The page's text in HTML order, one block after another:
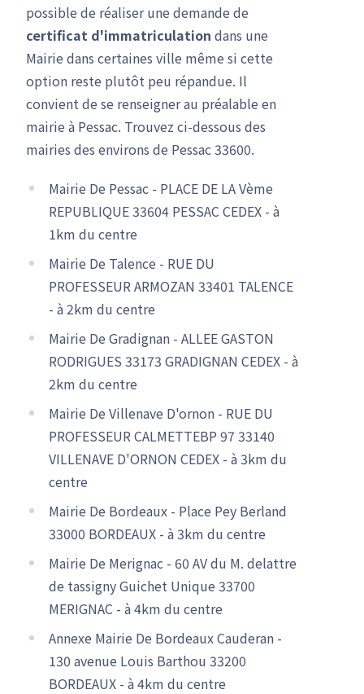
possible de réaliser une demande de
certificat d'immatriculation dans une
Mairie dans certaines ville même si cette
option reste plutôt peu répandue. Il
convient de se renseigner au préalable en
mairie à Pessac. Trouvez ci-dessous des
mairies des environs de Pessac 33600.
Mairie De Pessac - PLACE DE LA Vème
REPUBLIQUE 33604 PESSAC CEDEX - à
1km du centre
Mairie De Talence - RUE DU
PROFESSEUR ARMOZAN 33401 TALENCE
- à 2km du centre
Mairie De Gradignan - ALLEE GASTON
RODRIGUES 33173 GRADIGNAN CEDEX - à
2km du centre
Mairie De Villenave D'ornon - RUE DU
PROFESSEUR CALMETTEBP 97 33140
VILLENAVE D'ORNON CEDEX - à 3km du
centre
Mairie De Bordeaux - Place Pey Berland
33000 BORDEAUX - à 3km du centre
Mairie De Merignac - 60 AV du M. delattre
de tassigny Guichet Unique 33700
MERIGNAC - à 4km du centre
Annexe Mairie De Bordeaux Cauderan -
130 avenue Louis Barthou 33200
BORDEAUX - à 4km du centre